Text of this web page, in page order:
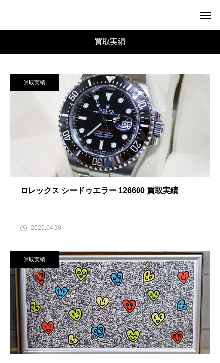
買取実績
買取実績
ロレックス シードゥエラー 126600 買取実績
2025.04.30
買取実績